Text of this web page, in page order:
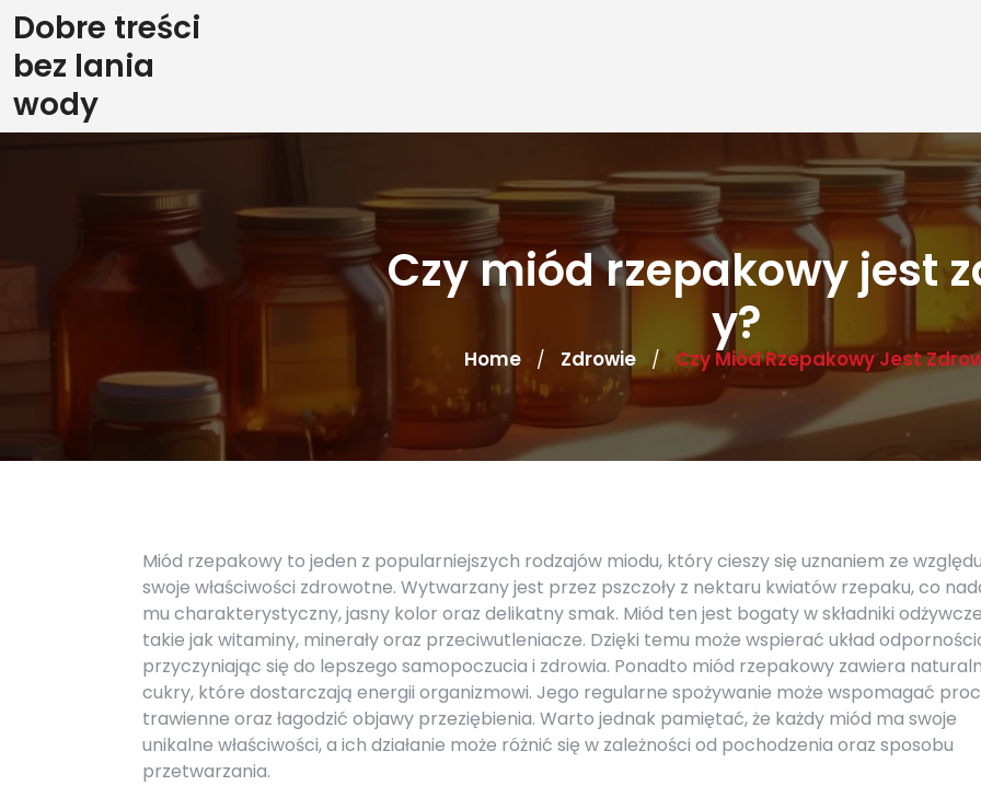
Skip
to
content
Dobre treści
bez lania
wody
Czy miód rzepakowy jest
y?
Home / Zdrowie / Czy Miód Rzepakowy Jest
Miód rzepakowy to jeden z popularniejszych rodzajów miodu, który cieszy się uznaniem ze
swoje właściwości zdrowotne. Wytwarzany jest przez pszczoły z nektaru kwiatów rzepaku, co
mu charakterystyczny, jasny kolor oraz delikatny smak. Miód ten jest bogaty w składniki
takie jak witaminy, minerały oraz przeciwutleniacze. Dzięki temu może wspierać układ
przyczyniając się do lepszego samopoczucia i zdrowia. Ponadto miód rzepakowy zawiera
cukry, które dostarczają energii organizmowi. Jego regularne spożywanie może wspomagać
trawienne oraz łagodzić objawy przeziębienia. Warto jednak pamiętać, że każdy miód ma swoje
unikalne właściwości, a ich działanie może różnić się w zależności od pochodzenia oraz sposobu
przetwarzania.